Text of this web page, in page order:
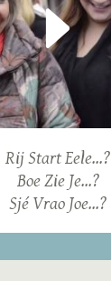
Rij Start Eele...?
Boe Zie Je...?
Sjé Vrao Joe...?